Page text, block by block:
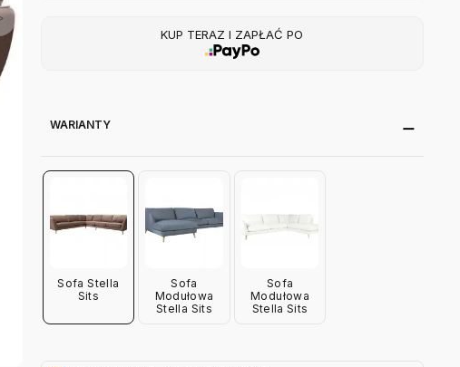
KUP TERAZ I ZAPŁAĆ PO
WARIANTY
Sofa Stella
Sits
Sofa
Modułowa
Stella Sits
Sofa
Modułowa
Stella Sits